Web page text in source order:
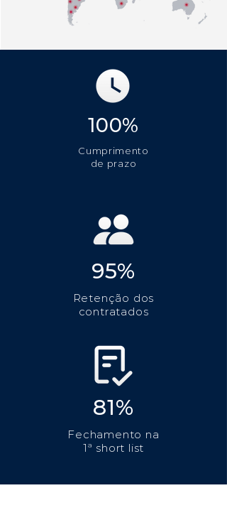
100%
Cumprimento
de prazo
95%
Retenção dos
contratados
81%
Fechamento na
1ª short list